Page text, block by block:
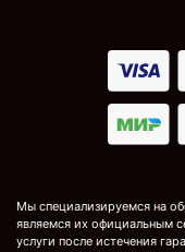
Мы специализируемся на
являемся их официальным
услуги после истечения